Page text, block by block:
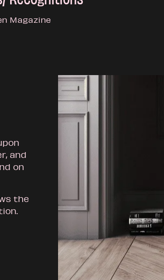
Magazine
and
on
the